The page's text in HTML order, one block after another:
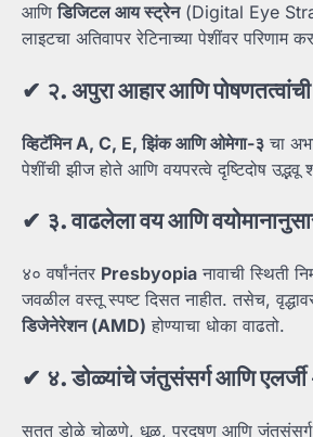
आणिडिजिटलआयस्ट्रेन(Digital Eye
लाइटचा अतिवापर रेटिनाच्या पेशींवर परिणाम
✔ २. अपुराआहारआणि
व्हिटॅमिन A, C, E,झिंकआणिओमेगा-३ चा
पेशींची झीज होते आणि वयपरत्वे दृष्टिदोष उद्भवू
✔ ३.वाढलेलावयआणि
४० वर्षांनंतर Presbyopia नावाची स्थिती
जवळील वस्तू स्पष्ट दिसत नाहीत. तसेच,
डिजेनेरेशन (AMD) होण्याचा धोका वाढतो.
✔ ४.डोळ्यांचेजंतुसंसर्गआणिएलर्जी
सतत डोळे चोळणे, धूळ, प्रदूषण आणि जंतुसंसर्ग